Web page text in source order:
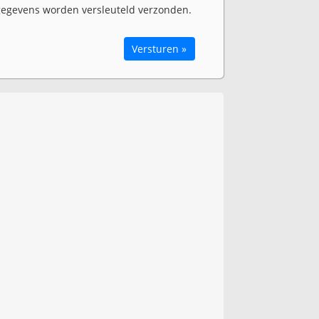
worden versleuteld verzonden.
Versturen »